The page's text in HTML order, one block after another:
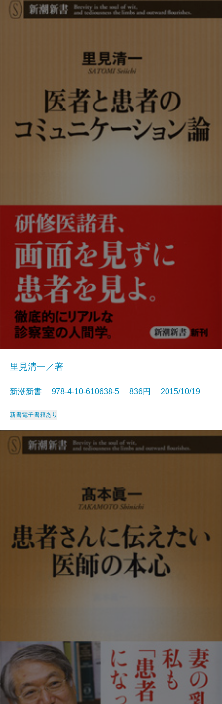
里見清一／著
新潮新書 978-4-10-610638-5 836円 2015/10/19
新書電子書籍あり